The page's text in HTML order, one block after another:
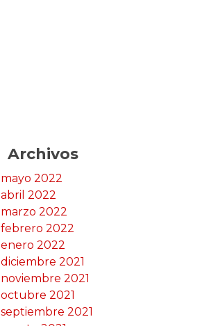
Archivos
mayo 2022
abril 2022
marzo 2022
febrero 2022
enero 2022
diciembre 2021
noviembre 2021
octubre 2021
septiembre 2021